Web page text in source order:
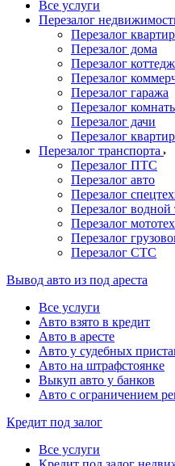
Все услуги
Перезалог
Перезалог
Перезалог дома
Перезалог
Перезалог
Перезалог гаража
Перезалог
Перезалог дачи
Перезалог
Перезалог транспорта
Перезалог ПТС
Перезалог авто
Перезалог
Перезалог водной
Перезалог
Перезалог
Перезалог СТС
Вывод авто из под ареста
Все услуги
Авто взято в кредит
Авто в аресте
Авто у судебных
Авто на штрафстоянке
Выкуп авто у банков
Авто с ограничением
Кредит под залог
Все услуги